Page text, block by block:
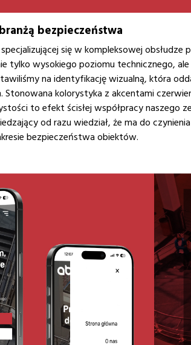
bezpieczeństwa
się w kompleksowej
tylko wysokiego poziomu technicznego,
na identyfikację wizualną, która
kolorystyka z akcentami
to efekt ścisłej współpracy naszego
od razu wiedział, że ma do
bezpieczeństwa obiektów.